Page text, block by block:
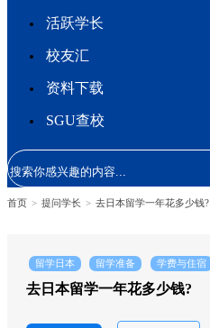
活跃学长
校友汇
资料下载
SGU查校
首页 > 提问学长 > 去日本留学一年花多少钱?
留学日本 留学准备 学费与住宿
去日本留学一年花多少钱?